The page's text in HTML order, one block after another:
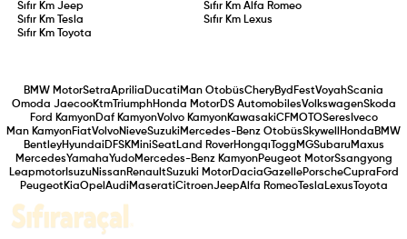
Sıfır KmJeep Sıfır Km Alfa Romeo
Sıfır Km
Tesla Sıfır Km Lexus
Sıfır Km
Toyota
BMW MotorSetraAprilia Ducati Man OtobüsCheryByd FestVoyahScania
Omoda JaecooKtmTriumphHonda MotorDS AutomobilesVolkswagenSkoda
Ford KamyonDaf KamyonVolvo KamyonKawasakiCFMOTOSeres Iveco
Man KamyonFiatVolvoNieveSuzuki Mercedes-Benz OtobüsSkywell Honda BMW
BentleyHyundai DFSKMiniSeatLand RoverHongqı Togg MGSubaruMaxus
MercedesYamahaYudoMercedes-Benz KamyonPeugeot MotorSsangyong
LeapmotorIsuzuNissanRenaultSuzuki MotorDaciaGazellePorscheCupra Ford
PeugeotKiaOpel Audi MaseratiCitroenJeepAlfa RomeoTesla Lexus Toyota